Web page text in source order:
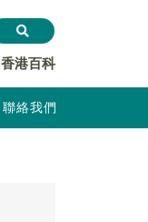
香港百科
聯絡我們